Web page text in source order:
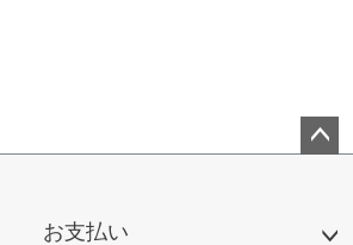
お支払い